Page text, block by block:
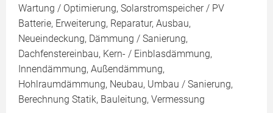
Wartung / Optimierung, Solarstromspeicher / PV
Batterie, Erweiterung, Reparatur, Ausbau,
Neueindeckung, Dämmung / Sanierung,
Dachfenstereinbau, Kern- / Einblasdämmung,
Innendämmung, Außendämmung,
Hohlraumdämmung, Neubau, Umbau / Sanierung,
Berechnung Statik, Bauleitung, Vermessung